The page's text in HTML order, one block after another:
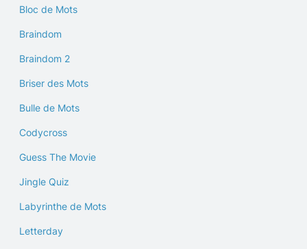
Bloc de Mots
Braindom
Braindom 2
Briser des Mots
Bulle de Mots
Codycross
Guess The Movie
Jingle Quiz
Labyrinthe de Mots
Letterday